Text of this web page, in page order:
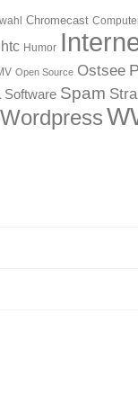
Chromecast
htc Humor
Open Source Ostsee
Software Spam
Wordpress